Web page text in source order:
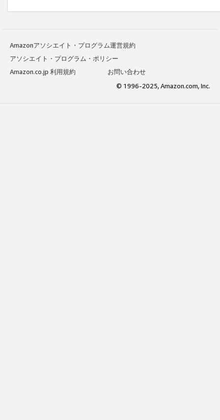
Amazonアソシエイト・プログラム運営規約
アソシエイト・プログラム・ポリシー
Amazon.co.jp 利用規約
お問い合わせ
© 1996-2025, Amazon.com, Inc.